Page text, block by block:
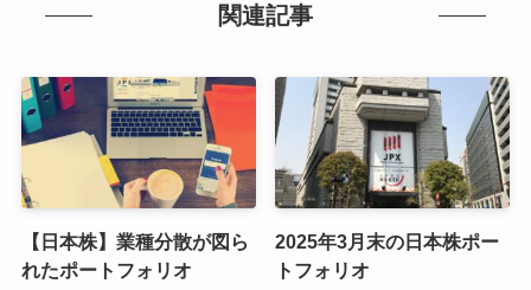
関連記事
【日本株】業種分散が図ら
れたポートフォリオ
2025年3月末の日本株ポー
トフォリオ